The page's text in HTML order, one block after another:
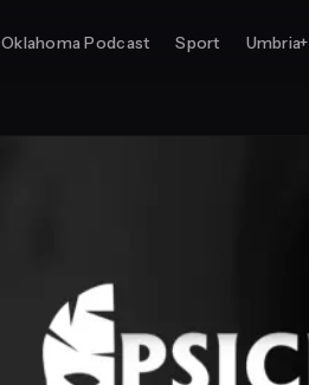
Oklahoma Podcast Sport Umbria+